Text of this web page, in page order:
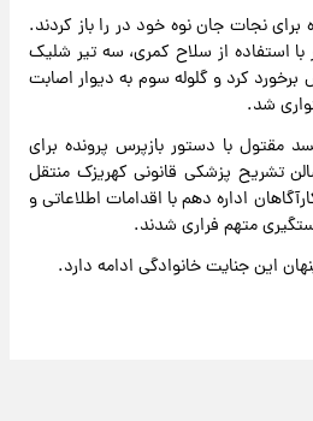
برای نجات جان نوه خود در را باز کردند.
استفاده از سلاح کمری، سه تیر شلیک
برخورد کرد و گلوله سوم به دیوار اصابت
شد.
مقتول با دستور بازپرس پرونده برای
تشریح پزشکی قانونی کهریزک منتقل
اداره دهم با اقدامات اطلاعاتی و
متهم فراری شدند.
این جنایت خانوادگی ادامه دارد.